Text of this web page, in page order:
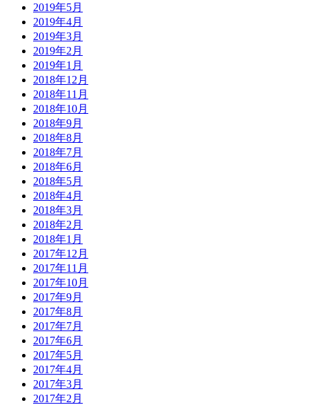
2019年5月
2019年4月
2019年3月
2019年2月
2019年1月
2018年12月
2018年11月
2018年10月
2018年9月
2018年8月
2018年7月
2018年6月
2018年5月
2018年4月
2018年3月
2018年2月
2018年1月
2017年12月
2017年11月
2017年10月
2017年9月
2017年8月
2017年7月
2017年6月
2017年5月
2017年4月
2017年3月
2017年2月